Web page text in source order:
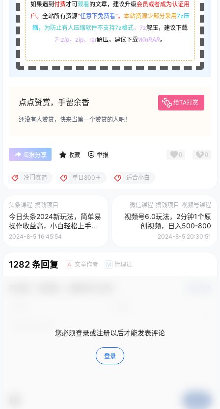
如果遇到 付费才可观看的文章，建议升级会员或者成为认证用
户。 全站所有资源“任意下免费看”。 本站资源少部分采用7z压
缩， 为防止有人压缩软件不支持7z格式，7z解压，建议下载
7-zip，zip、rar解压，建议下载WinRAR。
点点赞赏，手留余香 给TA打赏
还没有人赞赏，快来当第一个赞赏的人吧！
海报分享 收藏 举报 0 0
冷门赛道 单日800＋ 适合小白
头条课程 搞钱项目
今日头条2024新玩法，简单易
操作收益高，小白轻松上手，
月入3000+
2024-8-5 16:45:54
微信课程 搞钱项目 视频号课程
视频号6.0玩法，2分钟1个原
创视频，日入500-800
2024-8-5 20:30:51
1282 条回复 A 文章作者 M 管理员
您必须登录或注册以后才能发表评论
登录